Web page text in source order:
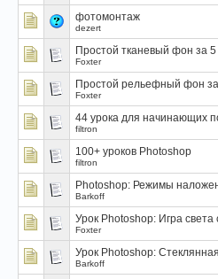
фотомонтаж
dezert
Простой тканевый фон за 5
Foxter
Простой рельефный фон за
Foxter
44 урока для начинающих
filtron
100+ уроков Photoshop
filtron
Photoshop: Режимы
Barkoff
Урок Photoshop: Игра света
Foxter
Урок Photoshop:
Barkoff